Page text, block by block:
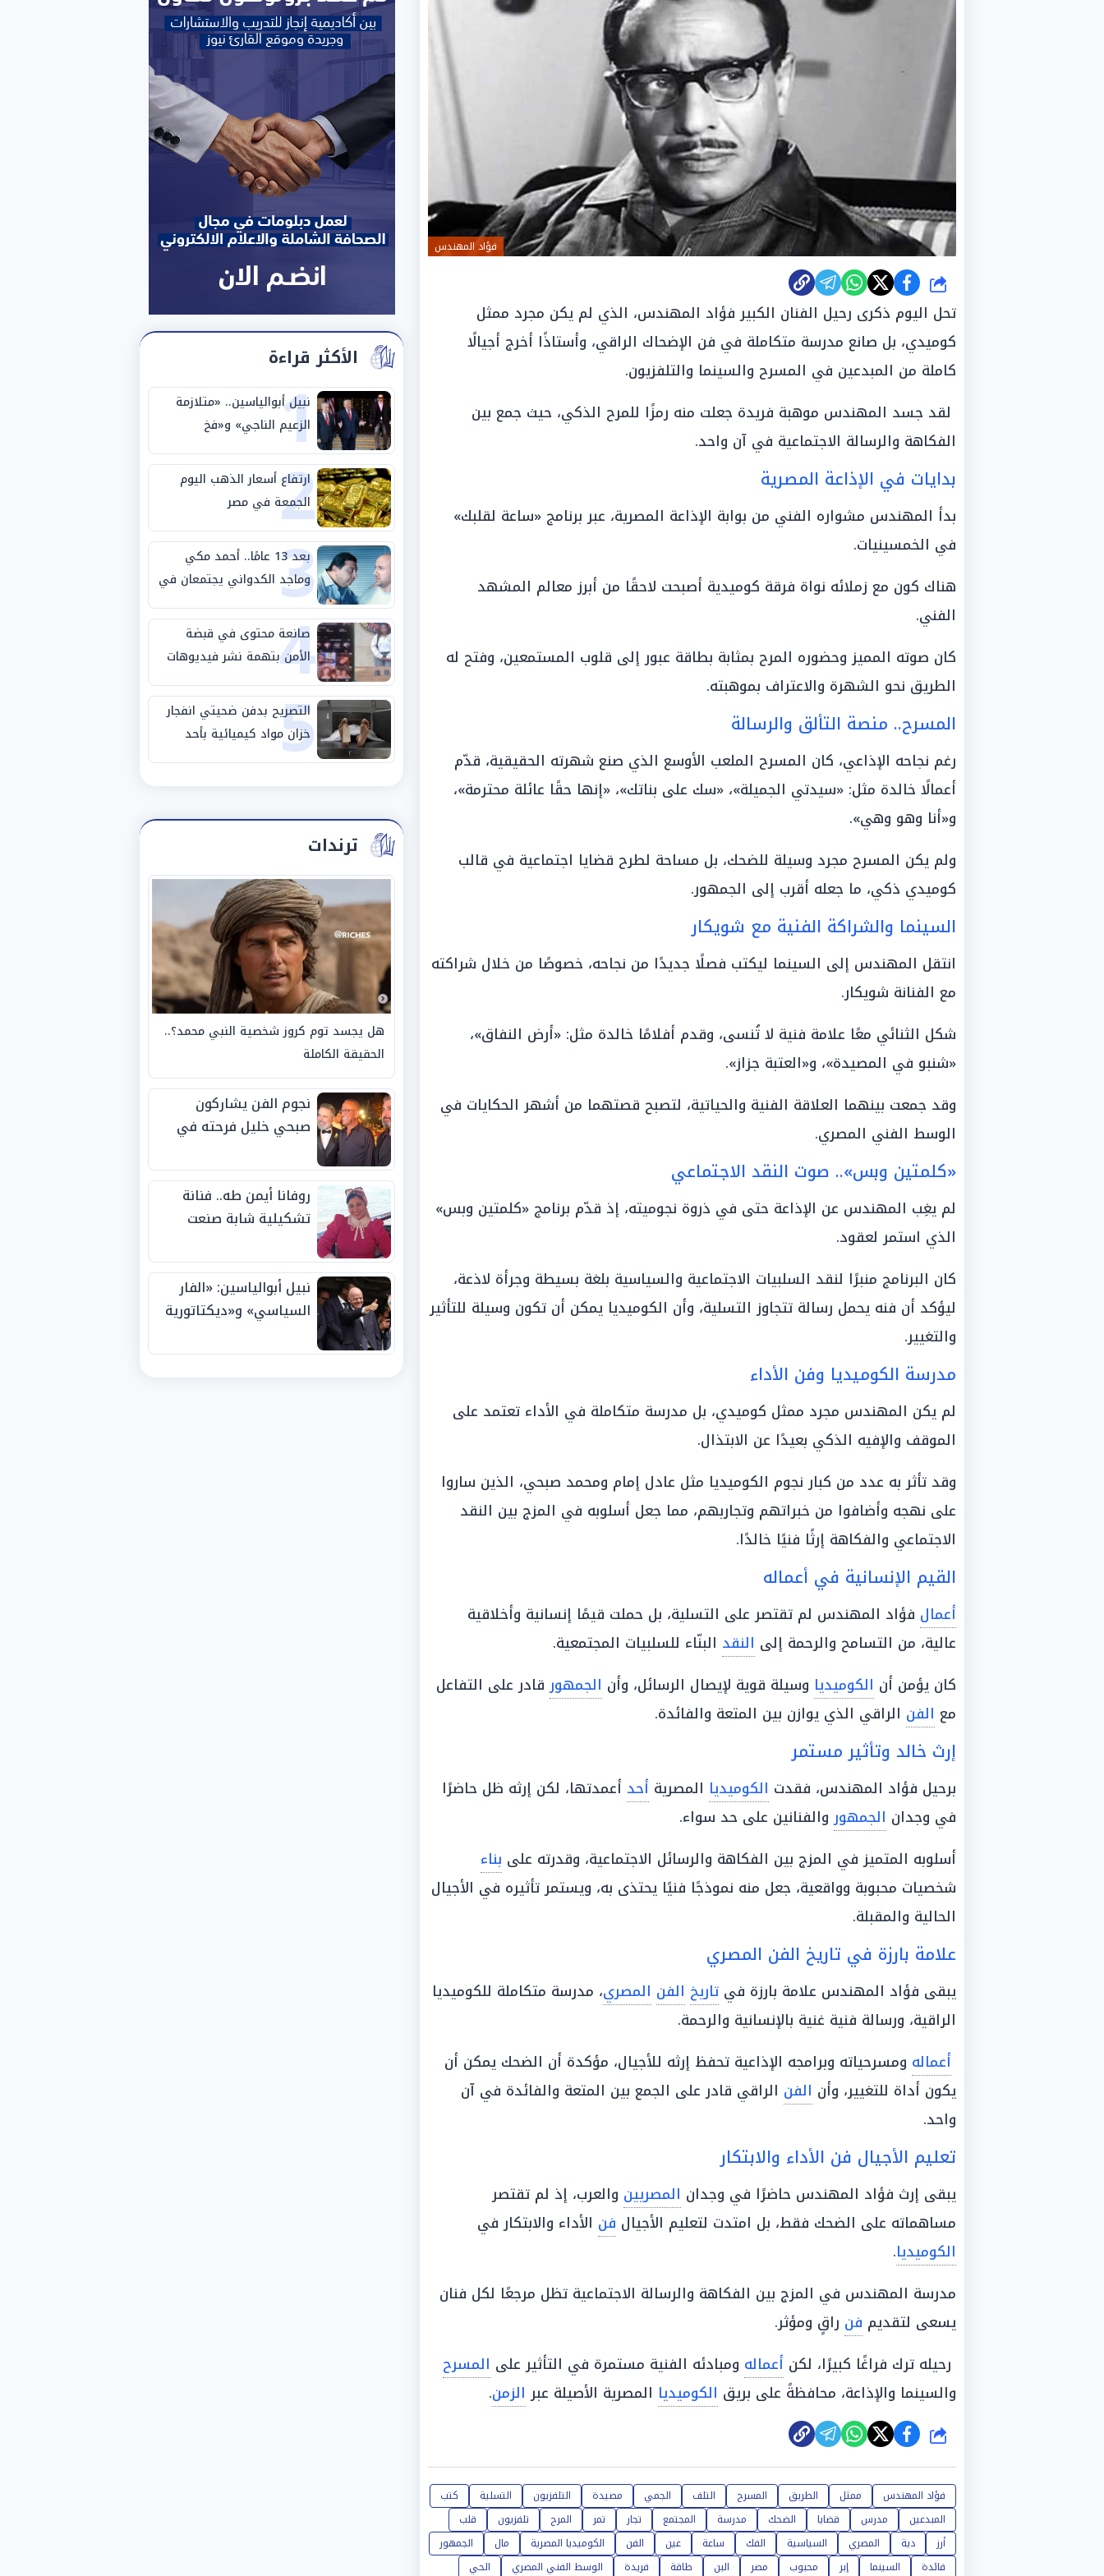
فؤاد المهندس
شارك
تحل اليوم ذكرى رحيل الفنان الكبير فؤاد المهندس، الذي لم يكن مجرد ممثل
كوميدي، بل صانع مدرسة متكاملة في فن الإضحاك الراقي، وأستاذًا أخرج أجيالًا
كاملة من المبدعين في المسرح والسينما والتلفزيون.
لقد جسد المهندس موهبة فريدة جعلت منه رمزًا للمرح الذكي، حيث جمع بين
الفكاهة والرسالة الاجتماعية في آن واحد.
بدايات في الإذاعة المصرية
بدأ المهندس مشواره الفني من بوابة الإذاعة المصرية، عبر برنامج «ساعة لقلبك»
في الخمسينيات.
هناك كون مع زملائه نواة فرقة كوميدية أصبحت لاحقًا من أبرز معالم المشهد
الفني.
كان صوته المميز وحضوره المرح بمثابة بطاقة عبور إلى قلوب المستمعين، وفتح له
الطريق نحو الشهرة والاعتراف بموهبته.
المسرح.. منصة التألق والرسالة
رغم نجاحه الإذاعي، كان المسرح الملعب الأوسع الذي صنع شهرته الحقيقية، قدّم
أعمالًا خالدة مثل: «سيدتي الجميلة»، «سك على بناتك»، «إنها حقًا عائلة محترمة»،
و«أنا وهو وهي».
ولم يكن المسرح مجرد وسيلة للضحك، بل مساحة لطرح قضايا اجتماعية في قالب
كوميدي ذكي، ما جعله أقرب إلى الجمهور.
السينما والشراكة الفنية مع شويكار
انتقل المهندس إلى السينما ليكتب فصلًا جديدًا من نجاحه، خصوصًا من خلال شراكته
مع الفنانة شويكار.
شكل الثنائي معًا علامة فنية لا تُنسى، وقدم أفلامًا خالدة مثل: «أرض النفاق»،
«شنبو في المصيدة»، و«العتبة جزاز».
وقد جمعت بينهما العلاقة الفنية والحياتية، لتصبح قصتهما من أشهر الحكايات في
الوسط الفني المصري.
«كلمتين وبس».. صوت النقد الاجتماعي
لم يغِب المهندس عن الإذاعة حتى في ذروة نجوميته، إذ قدّم برنامج «كلمتين وبس»
الذي استمر لعقود.
كان البرنامج منبرًا لنقد السلبيات الاجتماعية والسياسية بلغة بسيطة وجرأة لاذعة،
ليؤكد أن فنه يحمل رسالة تتجاوز التسلية، وأن الكوميديا يمكن أن تكون وسيلة للتأثير
والتغيير.
مدرسة الكوميديا وفن الأداء
لم يكن المهندس مجرد ممثل كوميدي، بل مدرسة متكاملة في الأداء تعتمد على
الموقف والإفيه الذكي بعيدًا عن الابتذال.
وقد تأثر به عدد من كبار نجوم الكوميديا مثل عادل إمام ومحمد صبحي، الذين ساروا
على نهجه وأضافوا من خبراتهم وتجاربهم، مما جعل أسلوبه في المزج بين النقد
الاجتماعي والفكاهة إرثًا فنيًا خالدًا.
القيم الإنسانية في أعماله
أعمال فؤاد المهندس لم تقتصر على التسلية، بل حملت قيمًا إنسانية وأخلاقية
عالية، من التسامح والرحمة إلى النقد البنّاء للسلبيات المجتمعية.
كان يؤمن أن الكوميديا وسيلة قوية لإيصال الرسائل، وأن الجمهورقادر على التفاعل
مع الفن الراقي الذي يوازن بين المتعة والفائدة.
إرث خالد وتأثير مستمر
برحيل فؤاد المهندس، فقدت الكوميديا المصرية أحد أعمدتها، لكن إرثه ظل حاضرًا
في وجدان الجمهوروالفنانين على حد سواء.
أسلوبه المتميز في المزج بين الفكاهة والرسائل الاجتماعية، وقدرته على بناء
شخصيات محبوبة وواقعية، جعل منه نموذجًا فنيًا يحتذى به، ويستمر تأثيره في الأجيال
الحالية والمقبلة.
علامة بارزة في تاريخ الفن المصري
يبقى فؤاد المهندس علامة بارزة في تاريخ الفن المصري، مدرسة متكاملة للكوميديا
الراقية، ورسالة فنية غنية بالإنسانية والرحمة.
أعماله ومسرحياته وبرامجه الإذاعية تحفظ إرثه للأجيال، مؤكدة أن الضحك يمكن أن
يكون أداة للتغيير، وأن الفن الراقي قادر على الجمع بين المتعة والفائدة في آن
واحد.
تعليم الأجيال فن الأداء والابتكار
يبقى إرث فؤاد المهندس حاضرًا في وجدان المصريين والعرب، إذ لم تقتصر
مساهماته على الضحك فقط، بل امتدت لتعليم الأجيال فن الأداء والابتكار في
الكوميديا.
مدرسة المهندس في المزج بين الفكاهة والرسالة الاجتماعية تظل مرجعًا لكل فنان
يسعى لتقديم فن راقٍ ومؤثر.
رحيله ترك فراغًا كبيرًا، لكن أعماله ومبادئه الفنية مستمرة في التأثير على المسرح
والسينما والإذاعة، محافظةً على بريق الكوميديا المصرية الأصيلة عبر الزمن.
شارك
فؤاد المهندس ممثل الطريق المسرح التلف الجمي مصيدة التلفزيون التسلية
كتب
المبدعين
مدرس قضايا الضحك مدرسة المجتمع تجار تمر المرح تلفزيون
قلب
أرز
دية المصري السياسية الفك ساعة عين الفن الكوميديا المصرية مال
الجمهور
فائدة
السينما إبر محبوب مصر البن طاقة فريدة الوسط الفني المصري الحي
الأكثر قراءة
1
نبيل أبوالياسين.. «متلازمة
الزعيم الناجي» و«فخ
الشرعية المزدوجة» وترامب
ينأى بنفسه وحليفه في
«ميتم استراتيجي»
2
ارتفاع أسعار الذهب اليوم
الجمعة في مصر
3 بعد 13 عامًا.. أحمد مكي
وماجد الكدواني يجتمعان في
«فرصة سعيدة»
4
صانعة محتوى في قبضة
الأمن بتهمة نشر فيديوهات
خادشة للحياء
5
التصريح بدفن ضحيتي انفجار
خزان مواد كيميائية بأحد
مصانع الفيوم
ترندات
هل يجسد توم كروز شخصية النبي محمد؟..
الحقيقة الكاملة
نجوم الفن يشاركون
صبحي خليل فرحته في
روفانا أيمن طه.. فنانة
تشكيلية شابة صنعت
الجوائز منذ الصغر
نبيل أبوالياسين: «الفار
السياسي» و«ديكتاتورية
الفيفا».. وإقالة